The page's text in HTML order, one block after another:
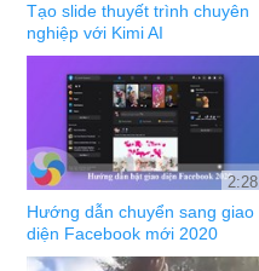
Tạo slide thuyết trình chuyên
nghiệp với Kimi AI
2:28
Hướng dẫn chuyển sang giao
diện Facebook mới 2020